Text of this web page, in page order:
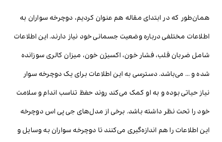
همان‌طور که در ابتدای مقاله هم عنوان کردیم، دوچرخه سواران به
اطلاعات مختلفی درباره وضعیت جسمانی خود نیاز دارند. این اطلاعات
شامل ضربان قلب، فشار خون، اکسیژن خون، میزان کالری سوزانده
شده و … می‌باشد. دسترسی به این اطلاعات برای یک دوچرخه سوار
نیاز حیاتی بوده و به او کمک می‌کند روند حفظ تناسب اندام و سلامت
خود را تحت نظر داشته باشد. برخی از مدل‌های جی پی اس دوچرخه
این اطلاعات را هم اندازه‌گیری می‌کنند تا دوچرخه سواران به وسایل و